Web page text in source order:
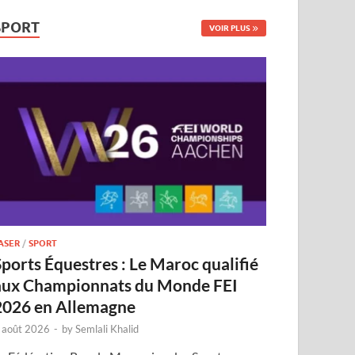
VOIR PLUS
/SPORT
Équestres : Le Maroc qualifié
Championnats du Monde FEI
en Allemagne
2026 - bySemlali Khalid